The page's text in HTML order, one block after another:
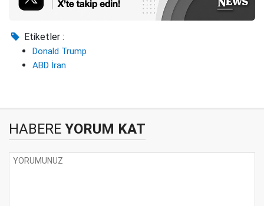
Etiketler :
Donald Trump
ABD İran
HABERE YORUM KAT